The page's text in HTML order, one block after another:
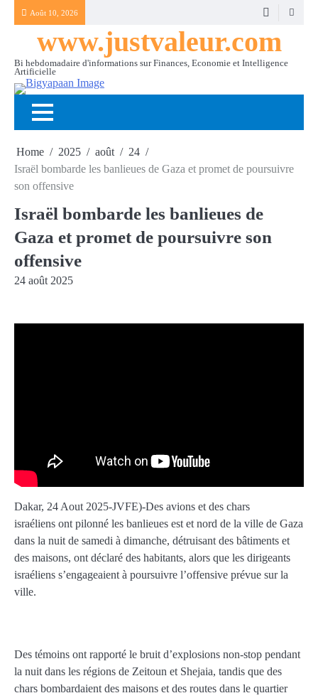
Août 10, 2026
www.justvaleur.com
Bi hebdomadaire d'informations sur Finances, Economie et Intelligence
Artificielle
Home 2025 août
24
Israël bombarde les banlieues de Gaza et promet de poursuivre
son offensive
Israël bombarde les banlieues de
Gaza et promet de poursuivre son
offensive
24 août 2025
Dakar, 24 Aout 2025-JVFE)-Des avions et des chars
israéliens ont pilonné les banlieues est et nord de la ville de Gaza
dans la nuit de samedi à dimanche, détruisant des bâtiments et
des maisons, ont déclaré des habitants, alors que les dirigeants
israéliens s’engageaient à poursuivre l’offensive prévue sur la
ville.
Des témoins ont rapporté le bruit d’explosions non-stop pendant
la nuit dans les régions de Zeitoun et Shejaia, tandis que des
chars bombardaient des maisons et des routes dans le quartier